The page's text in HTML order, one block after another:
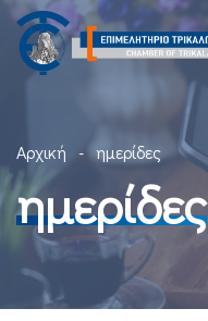
Αρχική ημερίδες
ημερίδες